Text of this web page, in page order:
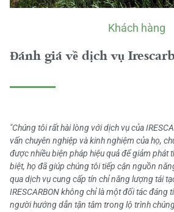
Khách hàng
Đánh giá về dịch vụ
"Chúng tôi rất hài lòng với dịch vụ của
vấn chuyên nghiệp và kinh nghiệm của họ,
được nhiều biện pháp hiệu quả để giảm phát
biệt, họ đã giúp chúng tôi tiếp cận nguồn
qua dịch vụ cung cấp tín chỉ năng lượng tái
IRESCARBON không chỉ là một đối tác đáng
người hướng dẫn tận tâm trong lộ trình